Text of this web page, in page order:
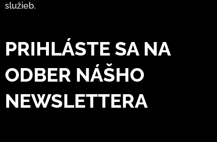
služieb.
PRIHLÁSTE SA NA
ODBER NÁŠHO
NEWSLETTERA